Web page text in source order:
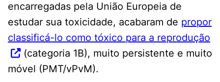
encarregadas pela União Europeia de
estudar sua toxicidade, acabaram de propor
classificá-lo como tóxico para a reprodução
(categoria 1B), muito persistente e muito
móvel (PMT/vPvM).